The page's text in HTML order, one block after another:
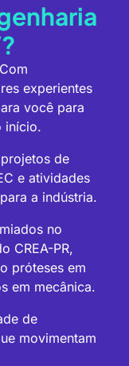
experientes
você para
início.
de
e atividades
a indústria.
no
CREA-PR,
próteses em
em mecânica.
de
movimentam